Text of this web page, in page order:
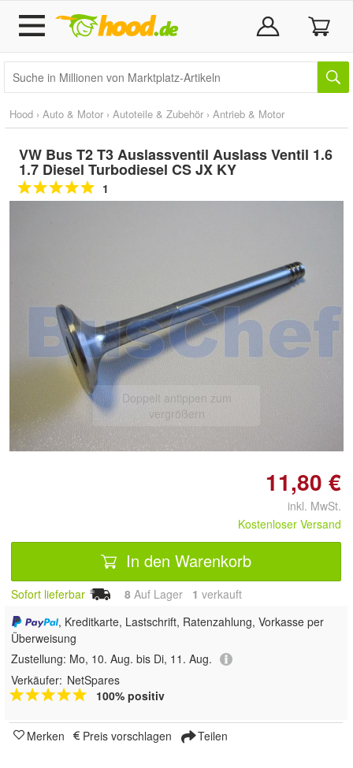
Hood › Auto & Motor › Autoteile & Zubehör › Antrieb & Motor
VW Bus T2 T3 Auslassventil Auslass Ventil 1.6
1.7 Diesel Turbodiesel CS JX KY
1
Doppelt antippen zum
vergrößern
11,80 €
inkl. MwSt.
Kostenloser Versand
In den Warenkorb
Sofort lieferbar 8 Auf Lager 1 verkauft
, Kreditkarte, Lastschrift, Ratenzahlung, Vorkasse per
Überweisung
Zustellung: Mo, 10. Aug. bis Di, 11. Aug.
Verkäufer: NetSpares
100% positiv
Merken Preis vorschlagen Teilen